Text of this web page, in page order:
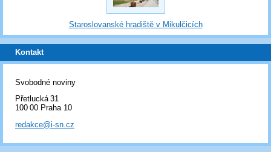
Staroslovanské hradiště v Mikulčicích
Kontakt
Svobodné noviny
Přetlucká 31
100 00 Praha 10
redakce@i-sn.cz